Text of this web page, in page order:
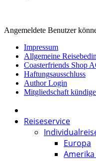
Angemeldete Benutzer
Impressum
Allgemeine
Coasterfriends Shop
Haftungsausschluss
Author Login
Mitgliedschaft
Reiseservice
Europa
Amerika